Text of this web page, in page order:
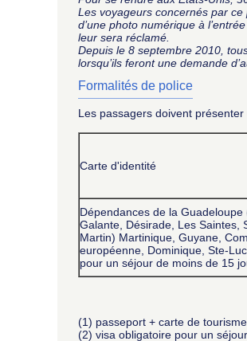
Les voyageurs concernés par
d’une photo numérique à
leur sera réclamé.
Depuis le 8 septembre 2010,
lorsqu’ils feront une demande
Formalités de police
Les passagers doivent présenter
Carte d'identité
Dépendances de la Guadeloupe
Galante, Désirade, Les Saintes,
Martin) Martinique, Guyane,
européenne, Dominique, Ste-
pour un séjour de moins de 15
(1) passeport + carte de tourisme
(2) visa obligatoire pour un